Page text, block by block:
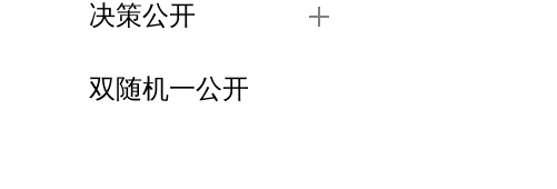
决策公开
双随机一公开